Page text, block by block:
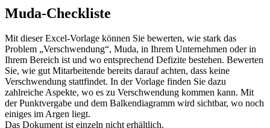
Muda-Checkliste
Mit dieser Excel-Vorlage können Sie bewerten, wie stark das
Problem „Verschwendung“, Muda, in Ihrem Unternehmen oder in
Ihrem Bereich ist und wo entsprechend Defizite bestehen. Bewerten
Sie, wie gut Mitarbeitende bereits darauf achten, dass keine
Verschwendung stattfindet. In der Vorlage finden Sie dazu
zahlreiche Aspekte, wo es zu Verschwendung kommen kann. Mit
der Punktvergabe und dem Balkendiagramm wird sichtbar, wo noch
einiges im Argen liegt.
Das Dokument ist einzeln nicht erhältlich.